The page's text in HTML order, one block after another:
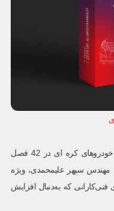
یادگیری صفر تا صد برق، انژکتور و آپشنال خودروهای کره ای در 42 فصل
سپهر علیمحمدی، ویژه
که به‌دنبال افزایش